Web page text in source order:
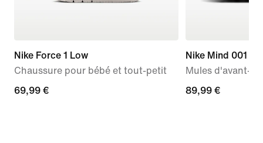
Nike Force 1 Low
Chaussure pour bébé et tout-petit
69,99 €
69,99 €
Nike Mind 001
Mules d'avant-
89,99 €
89,99 €